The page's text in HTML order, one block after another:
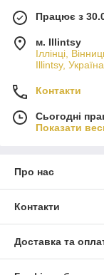
Працює з
м. Illintsy
Іллінці,
Illintsy, Україна
Контакти
Сьогодні
Показати
Про нас
Контакти
Доставка та